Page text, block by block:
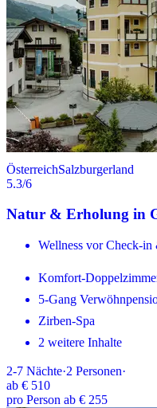
ÖsterreichSalzburgerland
5.3/6
Natur & Erholung in
Wellness vor Check-
Komfort-
5-Gang
Zirben-Spa
2 weitere Inhalte
2-7 Nächte·2 Personen·
ab € 510
pro Person ab € 255